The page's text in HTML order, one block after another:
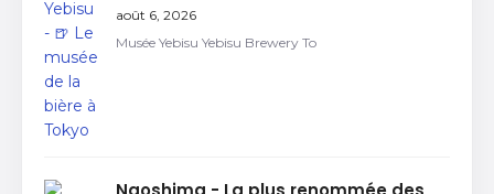
août 6, 2026
Musée Yebisu Yebisu Brewery To